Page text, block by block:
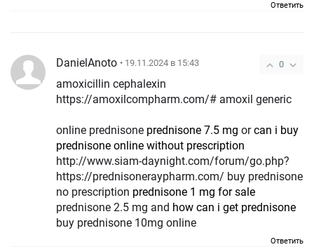
Ответить
0
DanielAnoto • 19.11.2024 в 15:43
amoxicillin cephalexin
https://amoxilcompharm.com/# amoxil generic
online prednisone prednisone 7.5 mg orcan i buy
prednisone online without prescription
http://www.siam-daynight.com/forum/go.php?
https://prednisoneraypharm.com/ buy prednisone
no prescription prednisone 1 mg for sale
prednisone 2.5 mg and how can i get prednisone
buy prednisone 10mg online
Ответить